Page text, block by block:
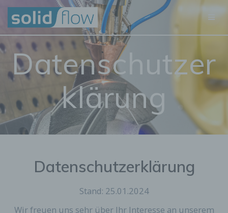
Skip
to
content
Datenschutzer
klärung
Datenschutzerklärung
Stand: 25.01.2024
Wir freuen uns sehr über Ihr Interesse an unserem